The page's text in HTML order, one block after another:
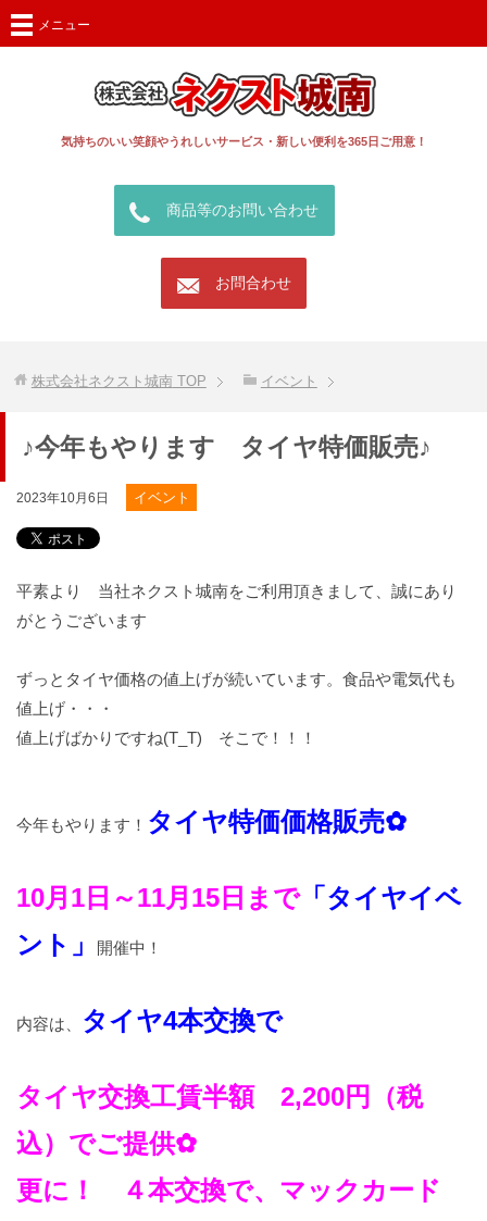
気持ちのいい笑顔やうれしいサービス・新しい便利を365日ご用意！
call 商品等のお問い合わせ
mail お問合わせ
メニュー
株式会社ネクスト城南TOP イベント
♪今年もやります タイヤ特価販売♪
2023年10月6日 イベント
平素より 当社ネクスト城南をご利用頂きまして、誠にあり
がとうございます
ずっとタイヤ価格の値上げが続いています。食品や電気代も
値上げ・・・
値上げばかりですね(T_T) そこで！！！
今年もやります！ タイヤ特価価格販売✿
10月1日～11月15日まで「タイヤイベ
ント」
開催中！
内容は、 タイヤ4本交換で
タイヤ交換工賃半額 2,200円（税
込）でご提供✿
更に！ ４本交換で、マックカード